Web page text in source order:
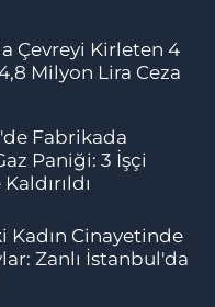
Çevreyi Kirleten 4
Milyon Lira Ceza
Fabrikada
Paniği: 3 İşçi
Kadın Cinayetinde
Zanlı İstanbul'da